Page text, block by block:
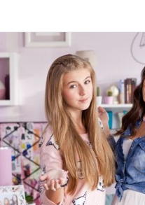
© Copyright: MEDIAFAX